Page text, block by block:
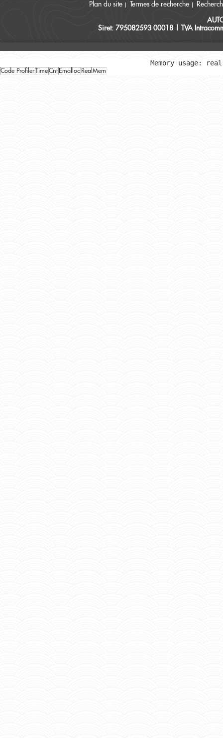
Plan du site Termes de recherche
Siret: 795082593 00018 | TVA
Memory usage:
Code Profiler TimeCnt Emalloc RealMem